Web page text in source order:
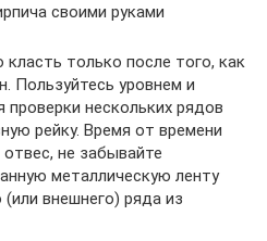
своими руками
только после того, как
Пользуйтесь уровнем и
нескольких рядов
рейку. Время от времени
не забывайте
металлическую ленту
(или внешнего) ряда из